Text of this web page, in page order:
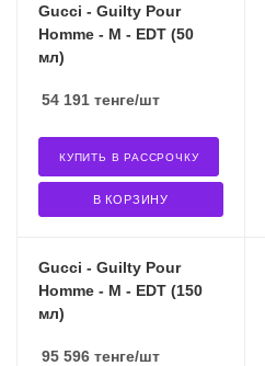
Gucci - Guilty Pour
Homme - M - EDT (50
мл)
54 191 тенге/шт
В КОРЗИНУ
КУПИТЬ В РАССРОЧКУ
Gucci - Guilty Pour
Homme - M - EDT (150
мл)
95 596 тенге/шт